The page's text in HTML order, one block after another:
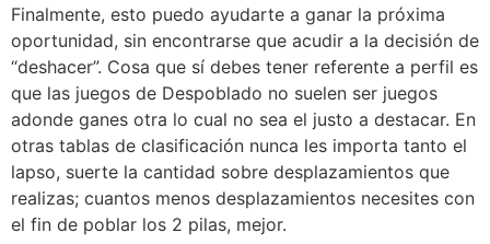
Finalmente, esto puedo ayudarte a ganar la próxima
oportunidad, sin encontrarse que acudir a la decisión de
“deshacer”. Cosa que sí debes tener referente a perfil es
que las juegos de Despoblado no suelen ser juegos
adonde ganes otra lo cual no sea el justo a destacar. En
otras tablas de clasificación nunca les importa tanto el
lapso, suerte la cantidad sobre desplazamientos que
realizas; cuantos menos desplazamientos necesites con
el fin de poblar los 2 pilas, mejor.